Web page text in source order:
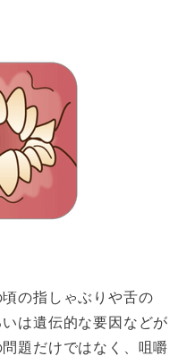
の指しゃぶりや舌の
は遺伝的な要因などが
題だけではなく、咀嚼